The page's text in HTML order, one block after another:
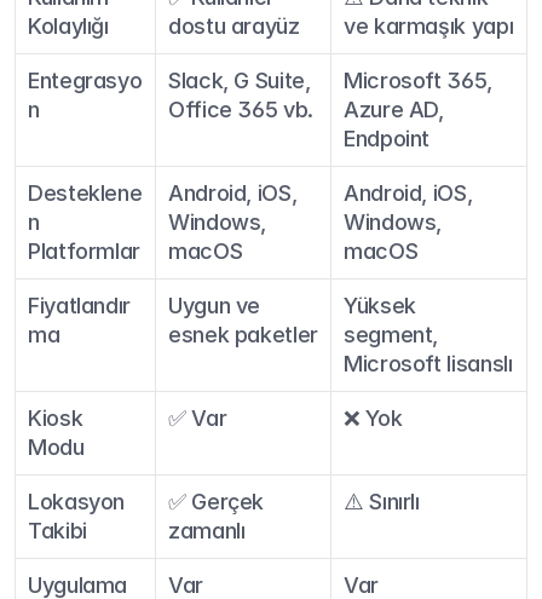
Kolaylığı
dostu arayüz
ve karmaşık yapı
Entegrasyo
n
Slack, G Suite,
Office 365 vb.
Microsoft 365,
Azure AD,
Endpoint
Desteklene
n
Platformlar
Android, iOS,
Windows,
macOS
Android, iOS,
Windows,
macOS
Fiyatlandır
ma
Uygun ve
esnek paketler
Yüksek
segment,
Microsoft lisanslı
Kiosk
Modu
✅ Var ❌ Yok
Lokasyon
Takibi
✅ Gerçek
zamanlı
⚠️ Sınırlı
Uygulama
Var Var